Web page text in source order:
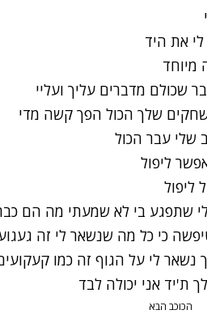
את היד
מיוחד
שכולם מדברים עליך ועליי
שלך הכול הפך קשה מדי
שלי עבר הכול
ליפול
ליפול
שתפגע בי לא שמעתי מה הם
כי כל מה שנשאר לי זה
נשאר לי על הגוף זה כמו
ת'יד אני יכולה לבד
הכוכב הבא